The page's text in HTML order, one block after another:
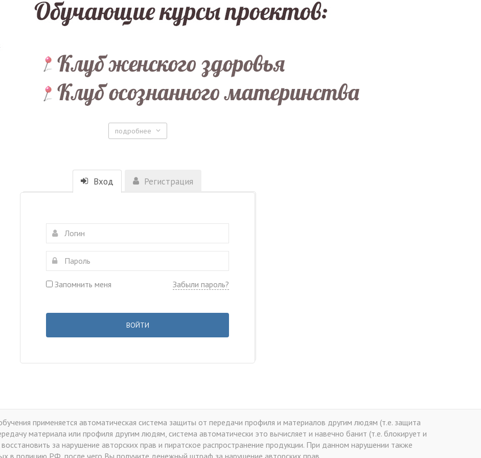
подробнее
Вход Регистрация
Запомнить меня Забыли пароль?
ВОЙТИ
применяется автоматическая система защиты от передачи профиля и материалов другим людям (т.е. защита
материала или профиля другим людям, система автоматически это вычисляет и навечно банит (т.е. блокирует и
за нарушение авторских прав и пиратское распространение продукции. При данном нарушении также
в полицию РФ, после чего Вы получите денежный штраф за нарушение авторских прав.